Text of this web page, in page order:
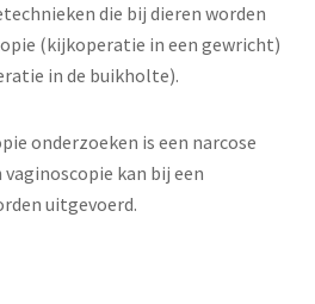
die bij dieren worden
(kijkoperatie in een gewricht)
in de buikholte).
onderzoeken is een narcose
kan bij een
uitgevoerd.